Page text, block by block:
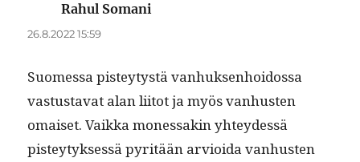
Rahul Somani
26.8.2022 15:59
Suomes­sa pistey­tys­tä van­huk­sen­hoi­dos­sa
vas­tus­ta­vat alan liitot ja myös van­hus­ten
omaiset. Vaik­ka mon­es­sakin yhtey­dessä
pistey­tyk­sessä pyritään arvioi­da van­hus­ten